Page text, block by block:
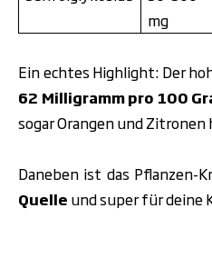
mg
Ein echtes Highlight: Der
62 Milligramm pro 100
sogar Orangen und
Daneben ist das Pflanzen-
Quelle und super für deine